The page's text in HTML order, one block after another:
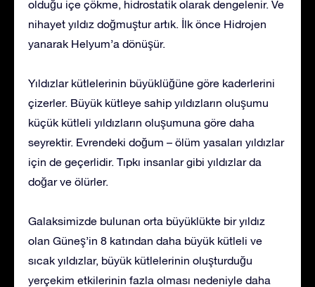
olduğu içe çökme, hidrostatik olarak dengelenir. Ve
nihayet yıldız doğmuştur artık. İlk önce Hidrojen
yanarak Helyum’a dönüşür.
Yıldızlar kütlelerinin büyüklüğüne göre kaderlerini
çizerler. Büyük kütleye sahip yıldızların oluşumu
küçük kütleli yıldızların oluşumuna göre daha
seyrektir. Evrendeki doğum – ölüm yasaları yıldızlar
için de geçerlidir. Tıpkı insanlar gibi yıldızlar da
doğar ve ölürler.
Galaksimizde bulunan orta büyüklükte bir yıldız
olan Güneş’in 8 katından daha büyük kütleli ve
sıcak yıldızlar, büyük kütlelerinin oluşturduğu
yerçekim etkilerinin fazla olması nedeniyle daha